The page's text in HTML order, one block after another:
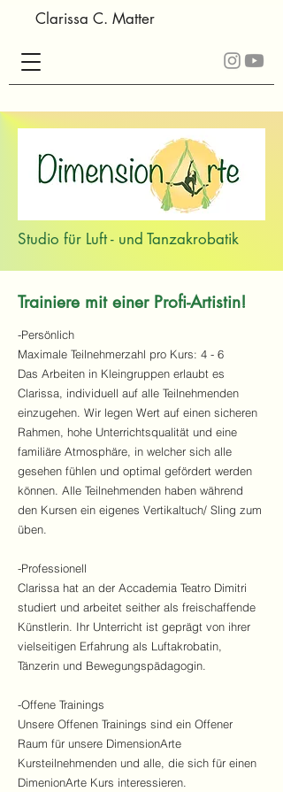
Clarissa C. Matter
Studio für Luft - und Tanzakrobatik
Trainiere mit einer Profi-Artistin!
-Persönlich
Maximale Teilnehmerzahl pro Kurs: 4 - 6
Das Arbeiten in Kleingruppen erlaubt es
Clarissa, individuell auf alle Teilnehmenden
einzugehen. Wir legen Wert auf einen sicheren
Rahmen, hohe Unterrichtsqualität und eine
familiäre Atmosphäre, in welcher sich alle
gesehen fühlen und optimal gefördert werden
können. Alle Teilnehmenden haben während
den Kursen ein eigenes Vertikaltuch/ Sling zum
üben.
-Professionell
Clarissa hat an der Accademia Teatro Dimitri
studiert und arbeitet seither als freischaffende
Künstlerin. Ihr Unterricht ist geprägt von ihrer
vielseitigen Erfahrung als Luftakrobatin,
Tänzerin und Bewegungspädagogin.
-Offene Trainings
Unsere Offenen Trainings sind ein Offener
Raum für unsere DimensionArte
Kursteilnehmenden und alle, die sich für einen
DimenionArte Kurs interessieren.